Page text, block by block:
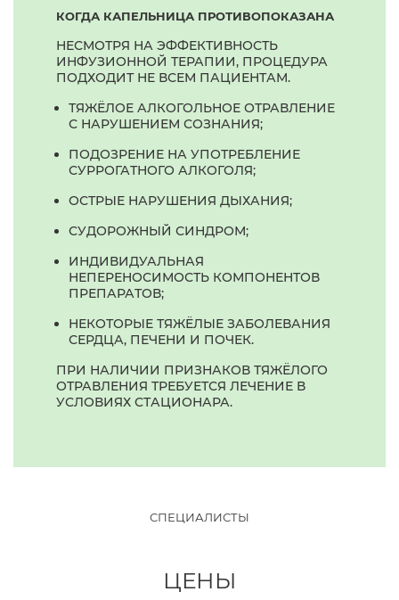
КОГДА КАПЕЛЬНИЦА ПРОТИВОПОКАЗАНА
НЕСМОТРЯ НА ЭФФЕКТИВНОСТЬ
ИНФУЗИОННОЙ ТЕРАПИИ, ПРОЦЕДУРА
ПОДХОДИТ НЕ ВСЕМ ПАЦИЕНТАМ.
ТЯЖЁЛОЕ АЛКОГОЛЬНОЕ ОТРАВЛЕНИЕ
С НАРУШЕНИЕМ СОЗНАНИЯ;
ПОДОЗРЕНИЕ НА УПОТРЕБЛЕНИЕ
СУРРОГАТНОГО АЛКОГОЛЯ;
ОСТРЫЕ НАРУШЕНИЯ ДЫХАНИЯ;
СУДОРОЖНЫЙ СИНДРОМ;
ИНДИВИДУАЛЬНАЯ
НЕПЕРЕНОСИМОСТЬ КОМПОНЕНТОВ
ПРЕПАРАТОВ;
НЕКОТОРЫЕ ТЯЖЁЛЫЕ ЗАБОЛЕВАНИЯ
СЕРДЦА, ПЕЧЕНИ И ПОЧЕК.
ПРИ НАЛИЧИИ ПРИЗНАКОВ ТЯЖЁЛОГО
ОТРАВЛЕНИЯ ТРЕБУЕТСЯ ЛЕЧЕНИЕ В
УСЛОВИЯХ СТАЦИОНАРА.
СПЕЦИАЛИСТЫ
ЦЕНЫ